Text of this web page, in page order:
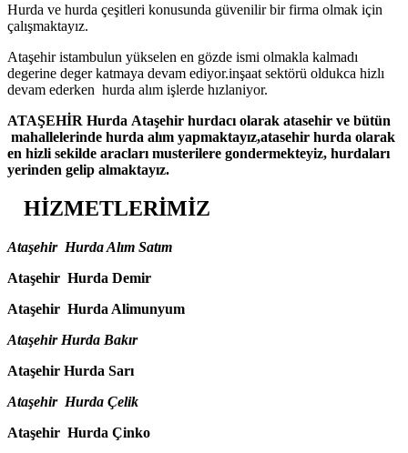
Hurda ve hurda çeşitleri konusunda güvenilir bir firma olmak için
çalışmaktayız.
Ataşehir istambulun yükselen en gözde ismi olmakla kalmadı
degerine deger katmaya devam ediyor.inşaat sektörü oldukca hizlı
devam ederken hurda alım işlerde hızlaniyor.
ATAŞEHİR Hurda Ataşehir hurdacı olarak atasehir ve bütün
mahallelerinde hurda alım yapmaktayız,atasehir hurda olarak
en hizli sekilde aracları musterilere gondermekteyiz, hurdaları
yerinden gelip almaktayız.
HİZMETLERİMİZ
Ataşehir Hurda Alım Satım
Ataşehir Hurda Demir
Ataşehir Hurda Alimunyum
Ataşehir Hurda Bakır
Ataşehir Hurda Sarı
Ataşehir Hurda Çelik
Ataşehir Hurda Çinko